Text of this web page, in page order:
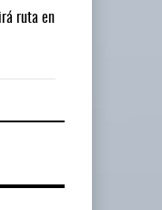
eleva 77% movimiento de
ruta en